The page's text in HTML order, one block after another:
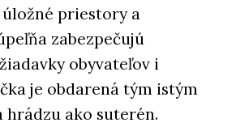
úložné priestory a
zabezpečujú
obyvateľov i
je obdarená tým istým
hrádzu ako suterén.